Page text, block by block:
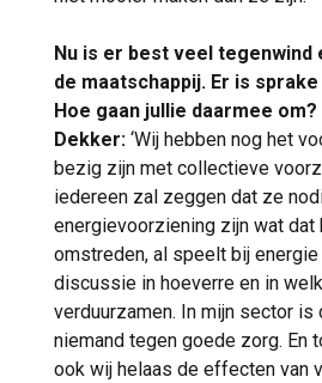
Nu is er best veel tegenwind
de maatschappij. Er is
Hoe gaan jullie daarmee om?
Dekker: ‘Wij hebben nog het
bezig zijn met collectieve
iedereen zal zeggen dat ze
energievoorziening zijn wat
omstreden, al speelt bij
discussie in hoeverre en in
verduurzamen. In mijn sector is
niemand tegen goede zorg. En
ook wij helaas de effecten van